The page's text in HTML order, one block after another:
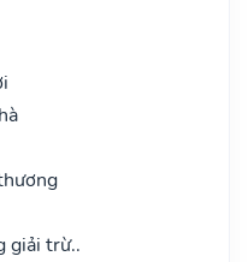
giải trừ..